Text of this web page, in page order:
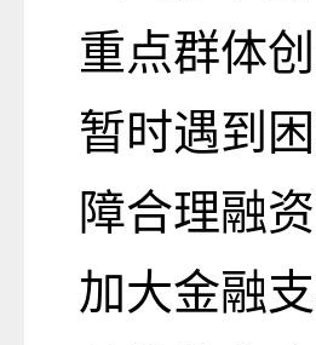
重点群体
暂时遇到
障合理融
加大金融